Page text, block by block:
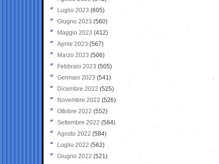
Luglio 2023 (605)
Giugno 2023 (560)
Maggio 2023 (412)
Aprile 2023 (567)
Marzo 2023 (506)
Febbraio 2023 (505)
Gennaio 2023 (541)
Dicembre 2022 (525)
Novembre 2022 (526)
Ottobre 2022 (552)
Settembre 2022 (584)
Agosto 2022 (584)
Luglio 2022 (562)
Giugno 2022 (521)